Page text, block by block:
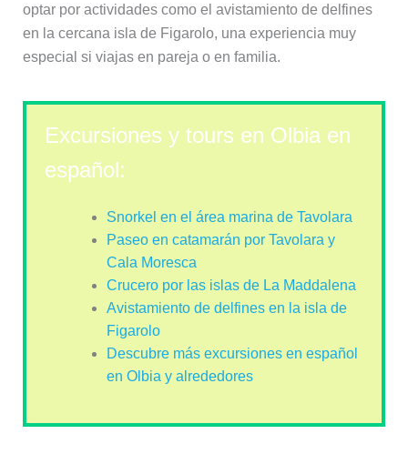
optar por actividades como el avistamiento de delfines
en la cercana isla de Figarolo, una experiencia muy
especial si viajas en pareja o en familia.
Excursiones y tours en Olbia en
español:
Snorkel en el área marina de Tavolara
Paseo en catamarán por Tavolara y
Cala Moresca
Crucero por las islas de La Maddalena
Avistamiento de delfines en la isla de
Figarolo
Descubre más excursiones en español
en Olbia y alrededores